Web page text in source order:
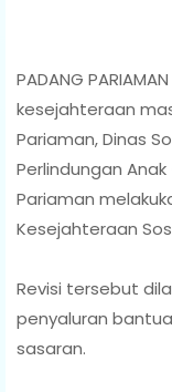
PADANG
kesejahteraan
Pariaman, Dinas
Perlindungan
Pariaman
Kesejahteraan
Revisi tersebut
penyaluran
sasaran.